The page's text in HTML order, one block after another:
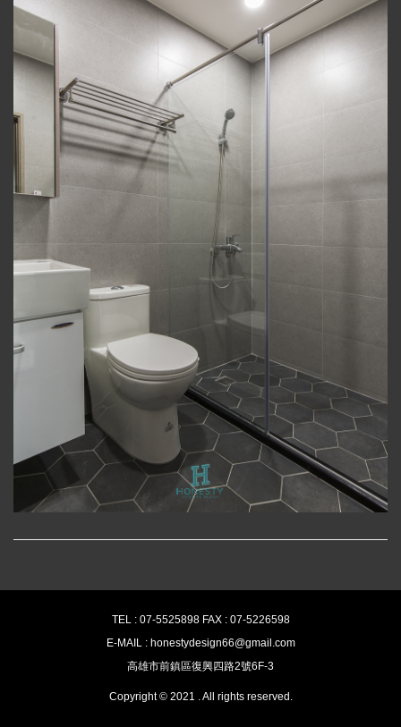
TEL : 07-5525898 FAX : 07-5226598
E-MAIL : honestydesign66@gmail.com
高雄市前鎮區復興四路2號6F-3
Copyright © 2021 . All rights reserved.